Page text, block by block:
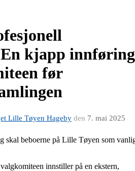
kjapp innføring
før
Lille Tøyen Hageby den 7. mai 2025
skal beboerne på Lille Tøyen som
innstiller på en ekstern,